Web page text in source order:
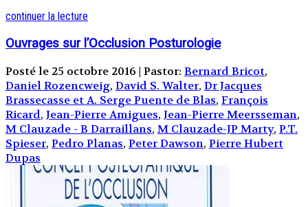
continuer la lecture
Ouvrages sur l’Occlusion Posturologie
Posté le 25 octobre 2016 | Pastor: Bernard Bricot,
Daniel Rozencweig, David S. Walter, Dr Jacques
Brassecasse et A. Serge Puente de Blas, François
Ricard, Jean-Pierre Amigues, Jean-Pierre Meersseman,
M Clauzade - B Darraillans, M Clauzade-JP Marty, P.T.
Spieser, Pedro Planas, Peter Dawson, Pierre Hubert
Dupas